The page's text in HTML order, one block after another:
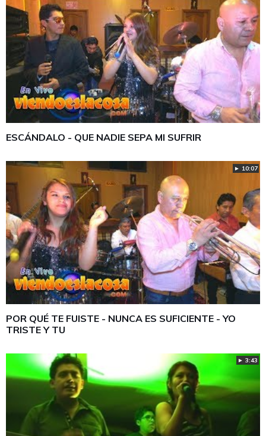
ESCÁNDALO - QUE NADIE SEPA MI SUFRIR
► 10:07
POR QUÉ TE FUISTE - NUNCA ES SUFICIENTE - YO
TRISTE Y TU
► 3:43